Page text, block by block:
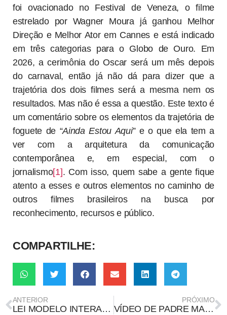
foi ovacionado no Festival de Veneza, o filme
estrelado por Wagner Moura já ganhou Melhor
Direção e Melhor Ator em Cannes e está indicado
em três categorias para o Globo de Ouro. Em
2026, a cerimônia do Oscar será um mês depois
do carnaval, então já não dá para dizer que a
trajetória dos dois filmes será a mesma nem os
resultados. Mas não é essa a questão. Este texto é
um comentário sobre os elementos da trajetória de
foguete de “Ainda Estou Aqui” e o que ela tem a
ver com a arquitetura da comunicação
contemporânea e, em especial, com o
jornalismo[1]. Com isso, quem sabe a gente fique
atento a esses e outros elementos no caminho de
outros filmes brasileiros na busca por
reconhecimento, recursos e público.
COMPARTILHE:
ANTERIOR
LEI MODELO INTERAMERICANA BUSCA FREAR ATAQUES DIGITAIS CONTRA MULHERES
PRÓXIMO
VÍDEO DE PADRE MARCELO PROMOVENDO REMÉDIO PARA DOR É DEEPFAKE